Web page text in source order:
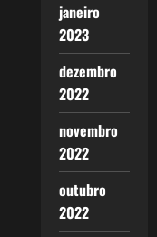
janeiro
2023
dezembro
2022
novembro
2022
outubro
2022